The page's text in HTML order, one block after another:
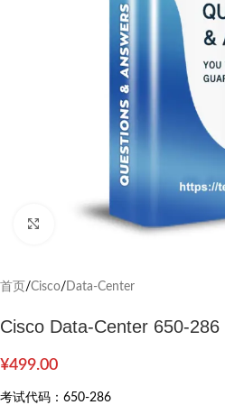
Click to enlarge
首页 /Cisco/ Data-Center
Cisco Data-Center 650-286
¥499.00
考试代码： 650-286